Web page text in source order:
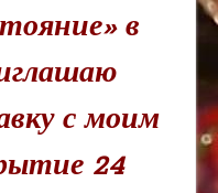
в
с моим
24